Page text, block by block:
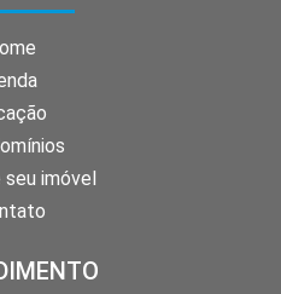
imóvel